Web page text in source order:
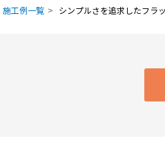
施工例一覧 シンプルさを追求したフラ